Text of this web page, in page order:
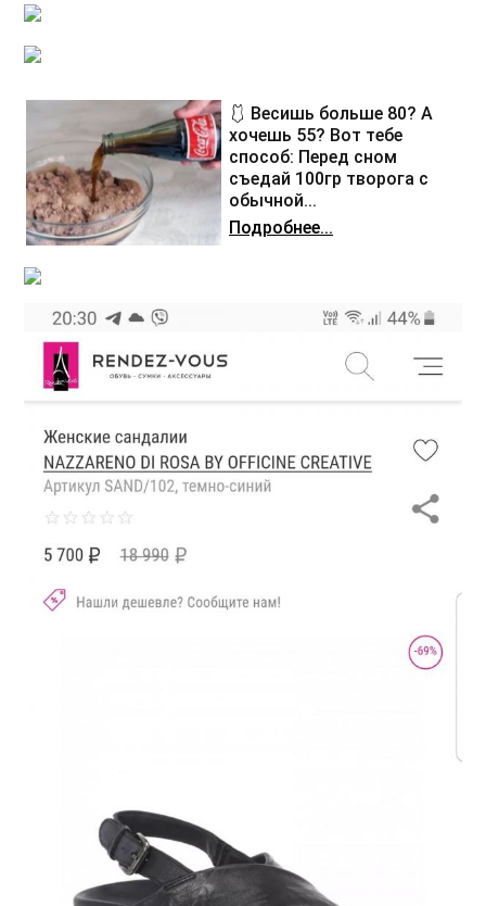
🩱 Весишь больше 80? А
хочешь 55? Вот тебе
способ: Перед сном
съедай 100гр творога с
обычной...
Подробнее...